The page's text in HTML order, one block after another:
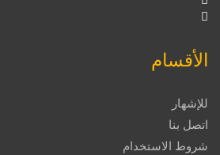
الأقسام
للإشهار
اتصل بنا
شروط الاستخدام